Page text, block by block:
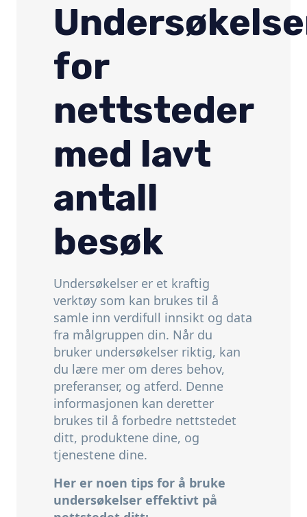
for
nettsteder
med lavt
antall
besøk
Undersøkelser er et kraftig
verktøy som kan brukes til å
samle inn verdifull innsikt og data
fra målgruppen din. Når du
bruker undersøkelser riktig, kan
du lære mer om deres behov,
preferanser, og atferd. Denne
informasjonen kan deretter
brukes til å forbedre nettstedet
ditt, produktene dine, og
tjenestene dine.
Her er noen tips for å bruke
undersøkelser effektivt på